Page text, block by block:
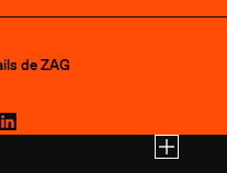
de ZAG
LinkedIn